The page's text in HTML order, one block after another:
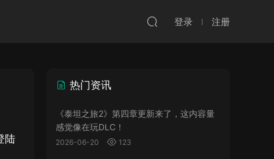
登录 注册
陆
热门资讯
《泰坦之旅2》第四章更新来了，这内容量
感觉像在玩DLC！
2026-06-20 123